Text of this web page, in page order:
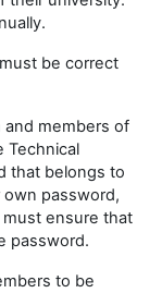
be correct
and members of
Technical
that belongs to
own password,
ensure that
password.
to be